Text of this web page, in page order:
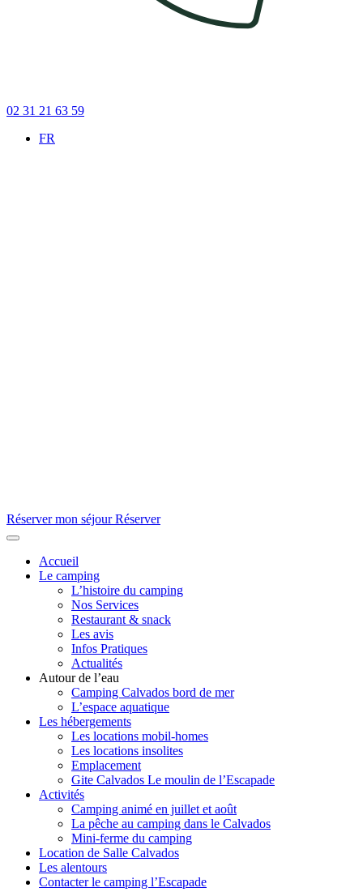
02 31 21 63 59
FR
Réserver mon séjour Réserver
Accueil
Le camping
L’histoire du camping
Nos Services
Restaurant & snack
Les avis
Infos Pratiques
Actualités
Autour de l’eau
Camping Calvados bord de mer
L’espace aquatique
Les hébergements
Les locations mobil-homes
Les locations insolites
Emplacement
Gite Calvados Le moulin de l’Escapade
Activités
Camping animé en juillet et août
La pêche au camping dans le Calvados
Mini-ferme du camping
Location de Salle Calvados
Les alentours
Contacter le camping l’Escapade